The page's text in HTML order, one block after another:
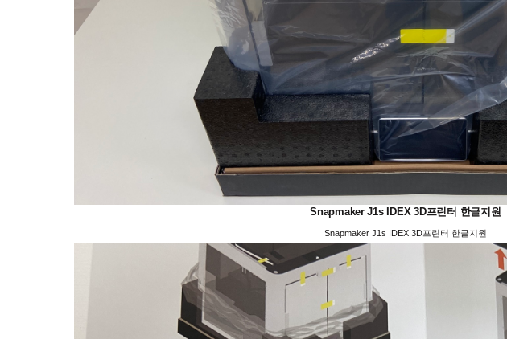
Snapmaker J1s IDEX 3D프린터 한글지원
Snapmaker J1s IDEX 3D프린터 한글지원